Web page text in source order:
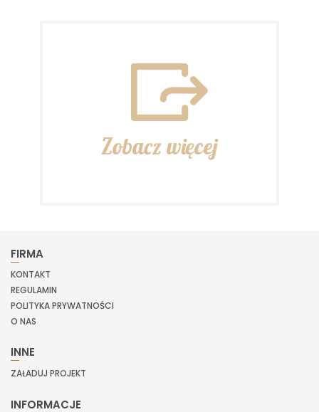
Zobacz więcej
FIRMA
KONTAKT
REGULAMIN
POLITYKA PRYWATNOŚCI
O NAS
INNE
ZAŁADUJ PROJEKT
INFORMACJE